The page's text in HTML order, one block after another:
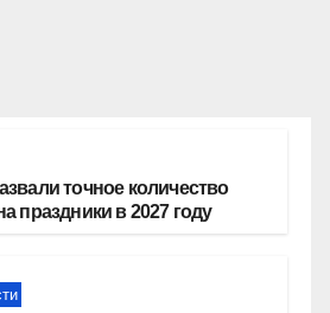
точное количество
праздники в 2027 году